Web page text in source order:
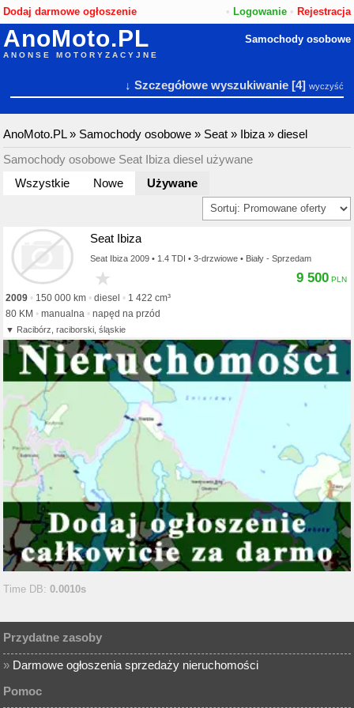
Dodaj darmowe ogłoszenie • Logowanie• Rejestracja
AnoMoto.PL
ANONSE MOTORYZACYJNE
Samochody osobowe
↓ Szczegółowe wyszukiwanie[4] wyczyść
AnoMoto.PL» Samochody osobowe » Seat » Ibiza »diesel
Samochody osobowe Seat Ibiza diesel używane
Wszystkie
Nowe Używane
Seat Ibiza
Seat Ibiza 2009 • 1.4 TDI • 3-drzwiowe • Biały - Sprzedam
2009 150 000 km diesel
1 422 cm³
80 KM
manualna napęd na przód
Racibórz, raciborski, śląskie
9 500
Time DB:0.0010s
Przydatne zasoby
» Darmowe ogłoszenia sprzedaży nieruchomości
Pomoc